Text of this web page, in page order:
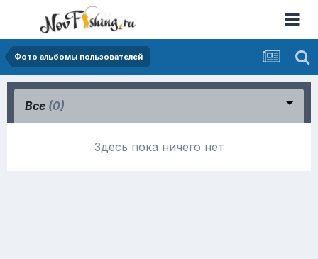
Фото альбомы пользователей
Все (0)
Здесь пока ничего нет